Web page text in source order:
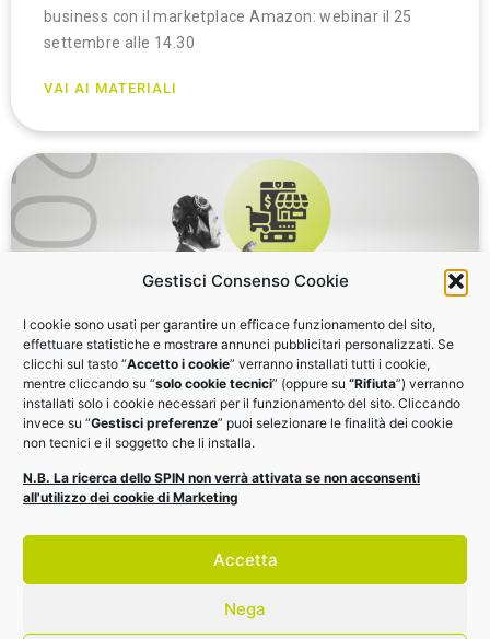
Gestisci Consenso Cookie
I cookie sono usati per garantire un efficace funzionamento del sito,
effettuare statistiche e mostrare annunci pubblicitari personalizzati. Se
clicchi sul tasto “Accetto i cookie” verranno installati tutti i cookie,
mentre cliccando su “solo cookie tecnici” (oppure su “Rifiuta”) verranno
installati solo i cookie necessari per il funzionamento del sito. Cliccando
invece su “Gestisci preferenze” puoi selezionare le finalità dei cookie
non tecnici e il soggetto che li installa.
N.B. La ricerca dello SPIN non verrà attivata se non acconsenti
all'utilizzo dei cookie di Marketing
Accetta
Nega
business con il marketplace Amazon: webinar il 25
settembre alle 14.30
VAI AI MATERIALI
Marketplace e fulfilment
Vendi online e gestisci il tuo magazzino con efficienza.
Riguarda il webinar on-demand e scarica il materiale